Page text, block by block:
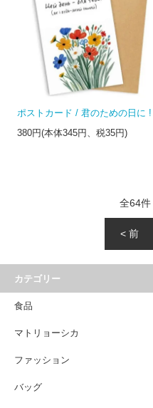
ポストカード / 君のための日に !
380円(本体345円、税35円)
全64件
< 前
カテゴリー
食品
マトリョーシカ
ファッション
バッグ